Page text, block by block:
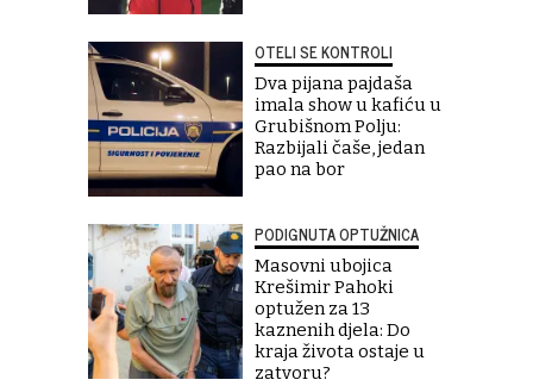
OTELI SE KONTROLI
Dva pijana pajdaša
imala show u kafiću u
Grubišnom Polju:
Razbijali čaše, jedan
pao na bor
PODIGNUTA OPTUŽNICA
Masovni ubojica
Krešimir Pahoki
optužen za 13
kaznenih djela: Do
kraja života ostaje u
zatvoru?